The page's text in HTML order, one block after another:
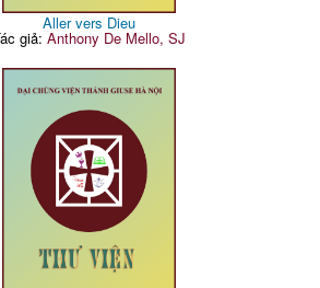
Aller vers Dieu
giả: Anthony De Mello, SJ